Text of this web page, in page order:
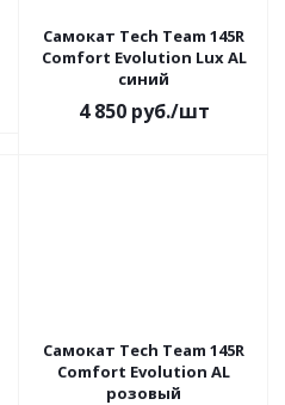
Самокат Tech Team 145R
Comfort Evolution Lux AL
синий
4 850руб./шт
Самокат Tech Team 145R
Comfort Evolution AL
розовый